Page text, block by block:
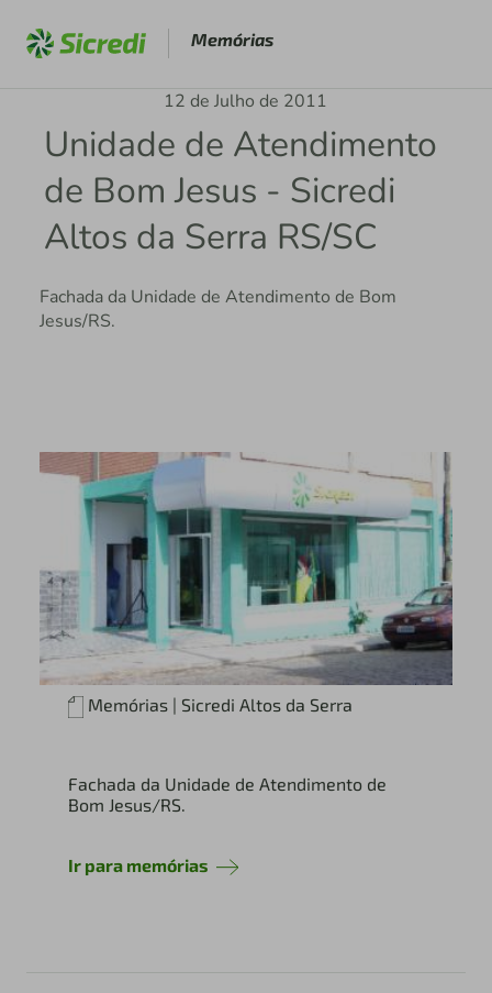
Memórias
12 de Julho de 2011
Unidade de Atendimento
de Bom Jesus - Sicredi
Altos da Serra RS/SC
Fachada da Unidade de Atendimento de Bom
Jesus/RS.
Memórias | Sicredi Altos da Serra
Fachada da Unidade de Atendimento de
Bom Jesus/RS.
Ir para memórias